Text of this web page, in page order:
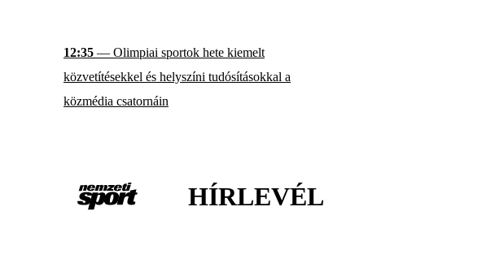
12:35 — Olimpiai sportok hete kiemelt
közvetítésekkel és helyszíni tudósításokkal a
közmédia csatornáin
HÍRLEVÉL